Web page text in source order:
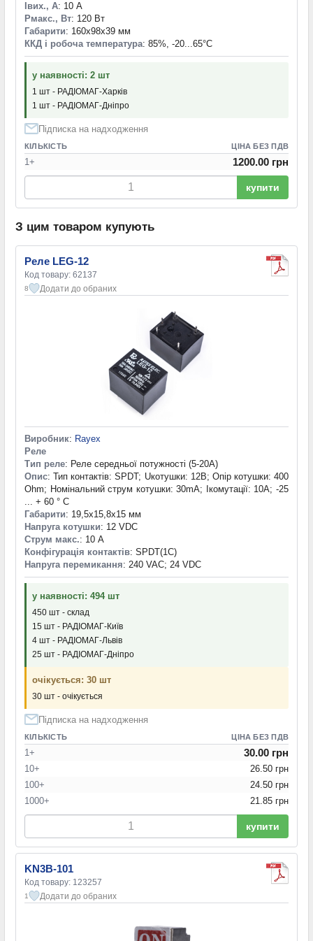
Iвих., А: 10 А
Pмакс., Вт: 120 Вт
Габарити: 160x98x39 мм
ККД і робоча температура: 85%, -20...65°С
у наявності: 2 шт
1 шт - РАДІОМАГ-Харків
1 шт - РАДІОМАГ-Дніпро
Підписка на надходження
КІЛЬКІСТЬ ЦІНА БЕЗ ПДВ
1+ 1200.00 грн
купити
З цим товаром купують
Реле LEG-12
Код товару: 62137
8 Додати до обраних
Виробник: Rayex
Реле
Тип реле: Реле середньої потужності (5-20A)
Опис: Тип контактів: SPDT; Uкотушки: 12В; Опір котушки: 400
Ohm; Номінальний струм котушки: 30mA; Iкомутації: 10A; -25
... + 60 ° C
Габарити: 19,5x15,8x15 мм
Напруга котушки: 12 VDC
Струм макс.: 10 А
Конфігурація контактів: SPDT(1C)
Напруга перемикання: 240 VAC; 24 VDC
у наявності: 494 шт
450 шт - склад
15 шт - РАДІОМАГ-Київ
4 шт - РАДІОМАГ-Львів
25 шт - РАДІОМАГ-Дніпро
очікується: 30 шт
30 шт - очікується
Підписка на надходження
КІЛЬКІСТЬ ЦІНА БЕЗ ПДВ
1+ 30.00 грн
10+
26.50 грн
100+
24.50 грн
1000+
21.85 грн
купити
KN3B-101
Код товару: 123257
1 Додати до обраних